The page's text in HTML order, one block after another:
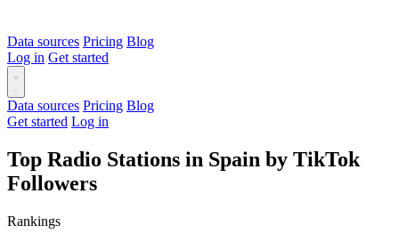
Data sources Pricing Blog
Log in Get started
Data sources Pricing Blog
Get started Log in
Top Radio Stations in Spain by TikTok
Followers
Rankings